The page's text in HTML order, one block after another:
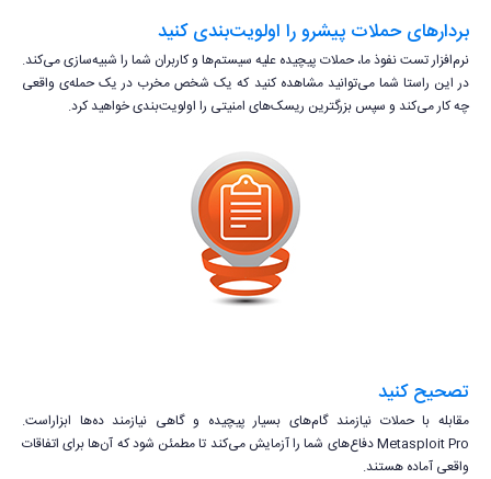
بردارهای حملات پیشرو را اولویت‌بندی کنید
نرم‌افزار تست نفوذ ما، حملات پیچیده علیه سیستم‌ها و کاربران شما را شبیه‌سازی می‌کند.
در این راستا شما می‌توانید مشاهده کنید که یک شخص مخرب در یک حمله‌ی واقعی
چه کار می‌کند و سپس بزرگترین ریسک‌های امنیتی را اولویت‌بندی خواهید کرد.
تصحیح کنید
مقابله با حملات نیازمند گام‌های بسیار پیچیده و گاهی نیازمند ده‌ها ابزاراست.
Metasploit Pro دفاع‌های شما را آزمایش می‌کند تا مطمئن شود که آن‌ها برای اتفاقات
واقعی آماده هستند.